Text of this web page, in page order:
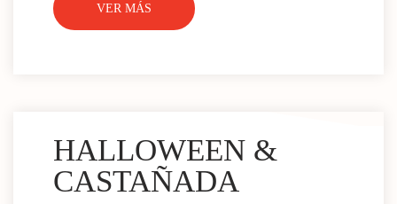
VER MÁS
HALLOWEEN &
CASTAÑADA